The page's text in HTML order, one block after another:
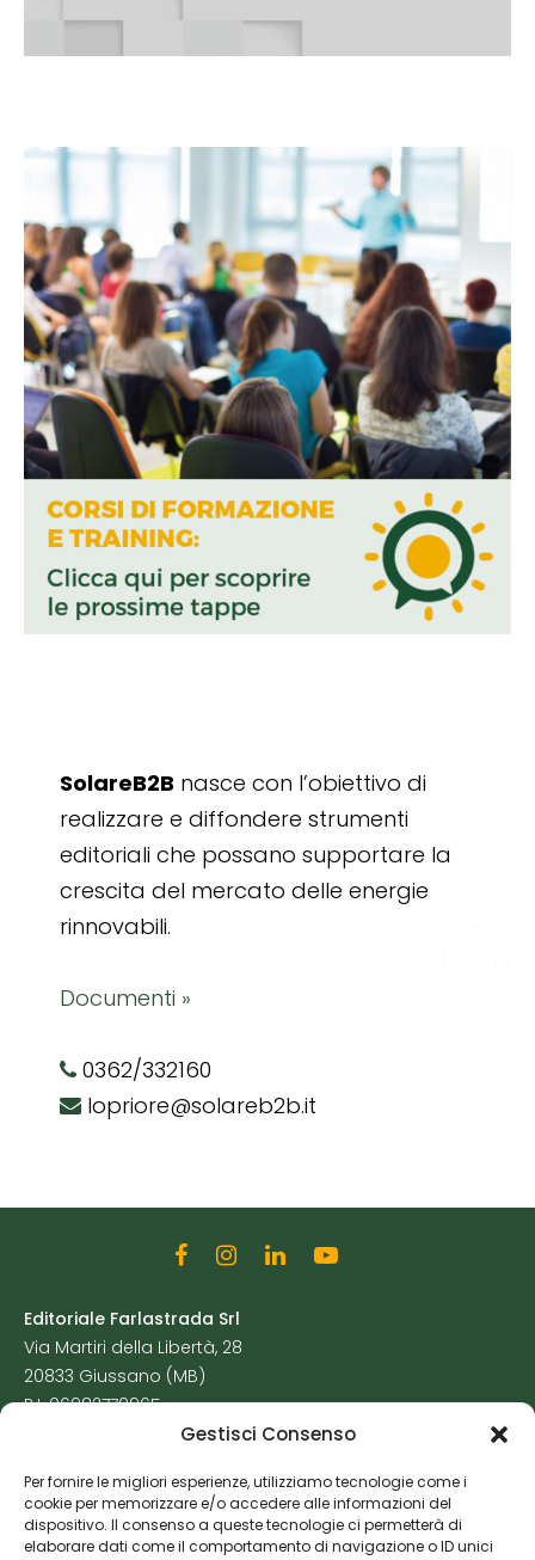
Gestisci Consenso
Per fornire le migliori esperienze, utilizziamo tecnologie come i
cookie per memorizzare e/o accedere alle informazioni del
dispositivo. Il consenso a queste tecnologie ci permetterà di
elaborare dati come il comportamento di navigazione o ID unici
SolareB2B nasce con l’obiettivo di
realizzare e diffondere strumenti
editoriali che possano supportare la
crescita del mercato delle energie
rinnovabili.
Documenti »
0362/332160
lopriore@solareb2b.it
Editoriale Farlastrada Srl
Via Martiri della Libertà, 28
20833 Giussano (MB)
P.I. 06982770965
Cookie Policy
Risorse Aggiuntive